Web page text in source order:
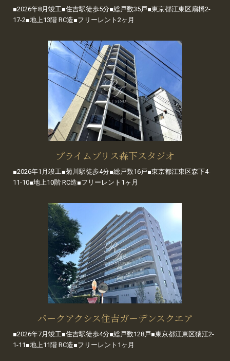
■2026年8月竣工■住吉駅徒歩5分■総戸数35戸■東京都江東区扇橋2-
17-2■地上13階 RC造■フリーレント2ヶ月
プライムブリス森下スタジオ
■2026年1月竣工■菊川駅徒歩4分■総戸数16戸■東京都江東区森下4-
11-10■地上10階 RC造■フリーレント1ヶ月
パークアクシス住吉ガーデンスクエア
■2026年7月竣工■住吉駅徒歩4分■総戸数128戸■東京都江東区猿江2-
1-11■地上11階 RC造■フリーレント1ヶ月